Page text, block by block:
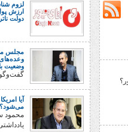
لزوم
ارزش
دولت
مجلس
وضعیت
گفت‌وگو
آیا
می‌شود؟
محمود